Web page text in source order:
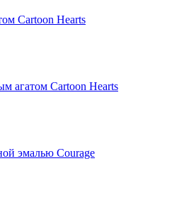
Cartoon Hearts
агатом Cartoon Hearts
эмалью Courage